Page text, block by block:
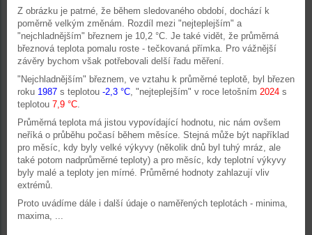
Z obrázku je patrné, že během sledovaného období, dochází k
poměrně velkým změnám. Rozdíl mezi "nejteplejším" a
"nejchladnějším" březnem je 10,2 °C. Je také vidět, že průměrná
březnová teplota pomalu roste - tečkovaná přímka. Pro vážnější
závěry bychom však potřebovali delší řadu měření.
"Nejchladnějším" březnem, ve vztahu k průměrné teplotě, byl březen
roku 1987 s teplotou -2,3 °C, "nejteplejším" v roce letošním 2024 s
teplotou 7,9 °C.
Průměrná teplota má jistou vypovídající hodnotu, nic nám ovšem
neříká o průběhu počasí během měsíce. Stejná může být například
pro měsíc, kdy byly velké výkyvy (několik dnů byl tuhý mráz, ale
také potom nadprůměrné teploty) a pro měsíc, kdy teplotní výkyvy
byly malé a teploty jen mírné. Průměrné hodnoty zahlazují vliv
extrémů.
Proto uvádíme dále i další údaje o naměřených teplotách - minima,
maxima, ...